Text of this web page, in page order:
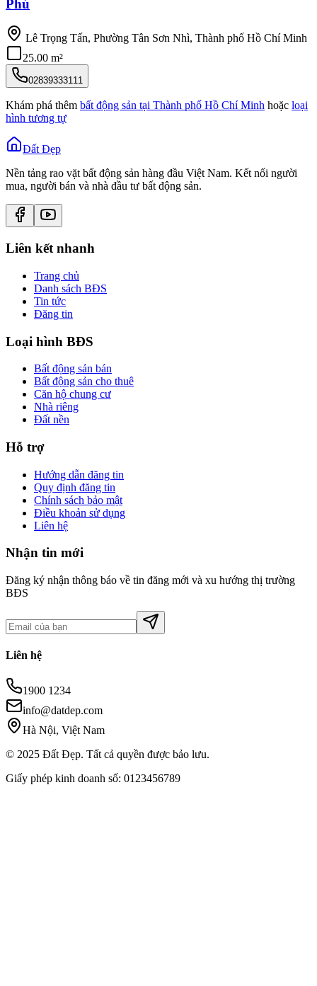
Phú
Lê Trọng Tấn, Phường Tân Sơn Nhì, Thành phố Hồ Chí Minh
25.00 m²
02839333111
Khám phá thêm bất động sản tại Thành phố Hồ Chí Minh hoặc loại
hình tương tự
Đất Đẹp
Nền tảng rao vặt bất động sản hàng đầu Việt Nam. Kết nối người
mua, người bán và nhà đầu tư bất động sản.
Liên kết nhanh
Trang chủ
Danh sách BĐS
Tin tức
Đăng tin
Loại hình BĐS
Bất động sản bán
Bất động sản cho thuê
Căn hộ chung cư
Nhà riêng
Đất nền
Hỗ trợ
Hướng dẫn đăng tin
Quy định đăng tin
Chính sách bảo mật
Điều khoản sử dụng
Liên hệ
Nhận tin mới
Đăng ký nhận thông báo về tin đăng mới và xu hướng thị trường
BĐS
Liên hệ
1900 1234
info@datdep.com
Hà Nội, Việt Nam
© 2025 Đất Đẹp. Tất cả quyền được bảo lưu.
Giấy phép kinh doanh số: 0123456789